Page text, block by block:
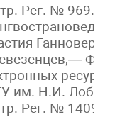
Рег. №
им. Н.И.
Рег. №